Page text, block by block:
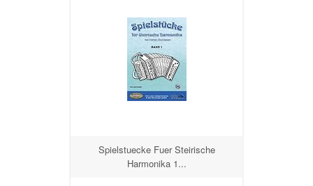
Spielstuecke Fuer Steirische
Harmonika 1...